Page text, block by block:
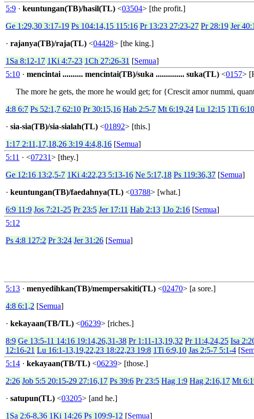
5:9 · keuntungan(TB)/hasil(TL) <03504> [the profit.]
Ge 1:29,30 3:17-19 Ps 104:14,15 115:16 Pr 13:23 27:23-27 Pr 28:19 Jer
· rajanya(TB)/raja(TL) <04428> [the king.]
1Sa 8:12-17 1Ki 4:7-23 1Ch 27:26-31 [Semua]
5:10 · mencintai .......... mencintai(TB)/suka .............. suka(TL) <0157>
The more he gets, the more he would get; for {Crescit amor nummi,
4:8 6:7 Ps 52:1,7 62:10 Pr 30:15,16 Hab 2:5-7 Mt 6:19,24 Lu 12:15 1Ti 6:10
· sia-sia(TB)/sia-sialah(TL) <01892> [this.]
1:17 2:11,17,18,26 3:19 4:4,8,16 [Semua]
5:11 · <07231> [they.]
Ge 12:16 13:2,5-7 1Ki 4:22,23 5:13-16 Ne 5:17,18 Ps 119:36,37 [Semua]
· keuntungan(TB)/faedahnya(TL) <03788> [what.]
6:9 11:9 Jos 7:21-25 Pr 23:5 Jer 17:11 Hab 2:13 1Jo 2:16 [Semua]
5:12
Ps 4:8 127:2 Pr 3:24 Jer 31:26 [Semua]
5:13 · menyedihkan(TB)/mempersakiti(TL) <02470> [a sore.]
4:8 6:1,2 [Semua]
· kekayaan(TB/TL) <06239> [riches.]
8:9 Ge 13:5-11 14:16 19:14,26,31-38 Pr 1:11-13,19,32 Pr 11:4,24,25 Isa
12:16-21 Lu 16:1-13,19,22,23 18:22,23 19:8 1Ti 6:9,10 Jas 2:5-7 5:1-4 [
5:14 · kekayaan(TB/TL) <06239> [those.]
2:26 Job 5:5 20:15-29 27:16,17 Ps 39:6 Pr 23:5 Hag 1:9 Hag 2:16,17 Mt
· satupun(TL) <03205> [and he.]
1Sa 2:6-8,36 1Ki 14:26 Ps 109:9-12 [Semua]